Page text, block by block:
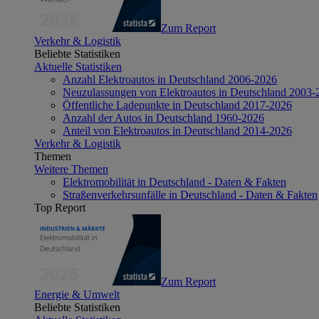
Zum Report
Verkehr & Logistik
Beliebte Statistiken
Aktuelle Statistiken
Anzahl Elektroautos in Deutschland 2006-2026
Neuzulassungen von Elektroautos in Deutschland 2003-
Öffentliche Ladepunkte in Deutschland 2017-2026
Anzahl der Autos in Deutschland 1960-2026
Anteil von Elektroautos in Deutschland 2014-2026
Verkehr & Logistik
Themen
Weitere Themen
Elektromobilität in Deutschland - Daten & Fakten
Straßenverkehrsunfälle in Deutschland - Daten & Fakten
Top Report
Zum Report
Energie & Umwelt
Beliebte Statistiken